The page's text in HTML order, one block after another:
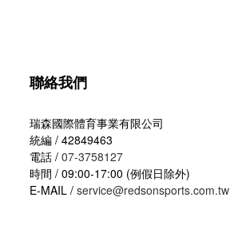
聯絡我們
瑞森國際體育事業有限公司
統編 / 42849463
電話 / 07-3758127
時間 / 09:00-17:00 (例假日除外)
E-MAIL / service@redsonsports.com.tw